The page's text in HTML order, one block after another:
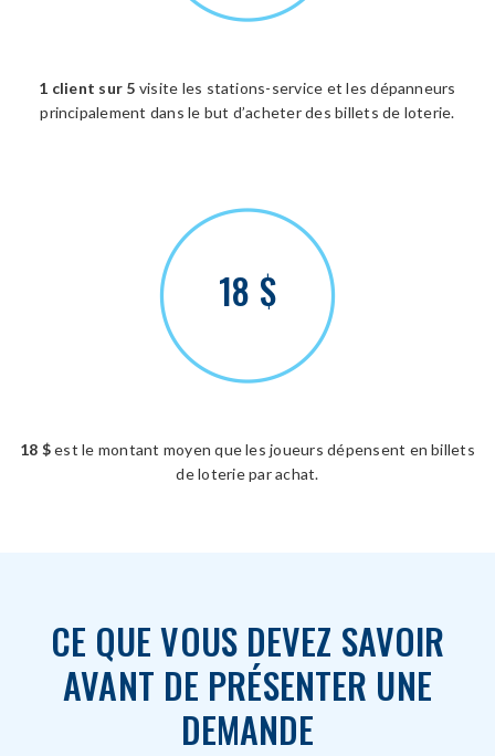
1 client sur 5 visite les stations-service et les dépanneurs
principalement dans le but d’acheter des billets de loterie.
18 $
18 $est le montant moyen que les joueurs dépensent en billets
de loterie par achat.
CE QUE VOUS DEVEZ SAVOIR
AVANT DE PRÉSENTER UNE
DEMANDE